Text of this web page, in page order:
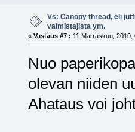
Vs: Canopy thread, eli
valmistajista ym.
« Vastaus #7 : 11 Marraskuu, 2010,
Nuo
olevan niiden
Ahataus voi